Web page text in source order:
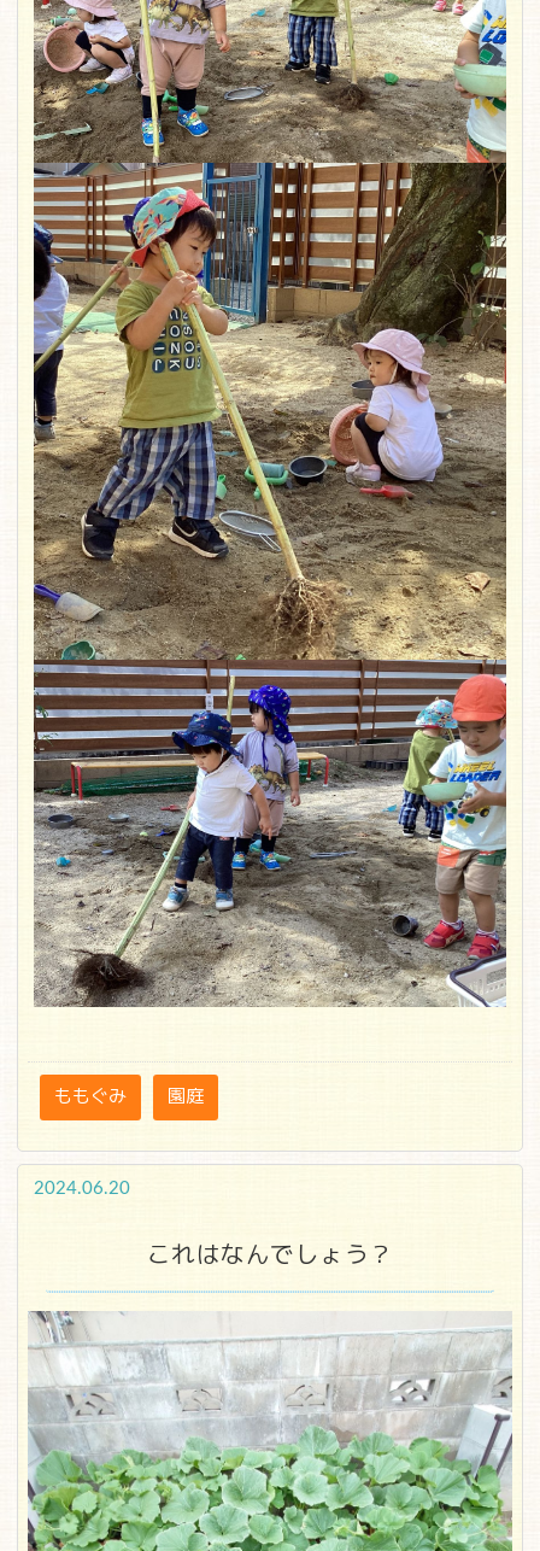
ももぐみ 園庭
2024.06.20
これはなんでしょう？